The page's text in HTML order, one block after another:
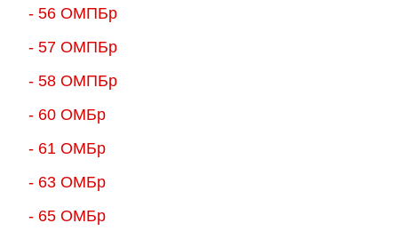
- 56 ОМПБр
- 57 ОМПБр
- 58 ОМПБр
- 60 ОМБр
- 61 ОМБр
- 63 ОМБр
- 65 ОМБр